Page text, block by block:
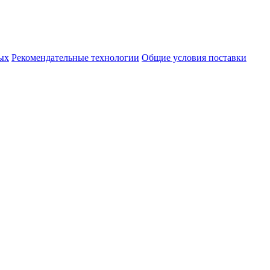
Рекомендательные технологии Общие условия поставки